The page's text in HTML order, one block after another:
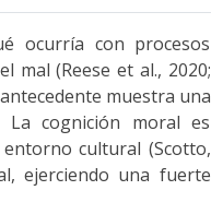
ocurría con procesos
mal (Reese et al., 2020;
muestra una
La cognición moral es
cultural (Scotto,
ejerciendo una fuerte